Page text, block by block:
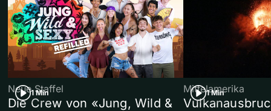
1 Min
Neue Staffel
Die Crew von «Jung, Wild &
1 Min
Mittelamerika